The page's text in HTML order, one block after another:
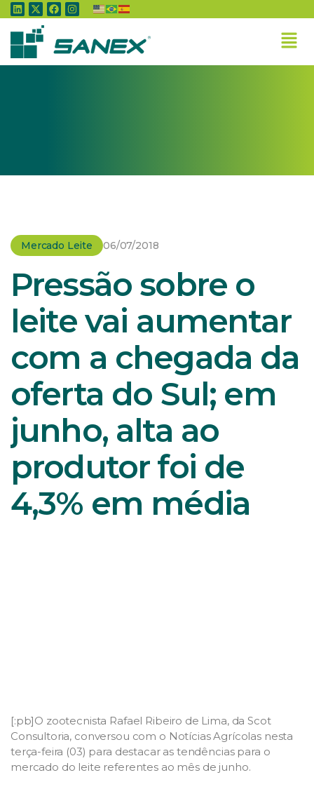
Home » Mercado Leite
Pressão sobre o leite vai aumentar com a chegada da
oferta do Sul; em junho, alta ao produtor foi de 4,3%
em média
Mercado Leite 06/07/2018
Pressão sobre o
leite vai aumentar
com a chegada da
oferta do Sul; em
junho, alta ao
produtor foi de
4,3% em média
[:pb]O zootecnista Rafael Ribeiro de Lima, da Scot
Consultoria, conversou com o Notícias Agrícolas nesta
terça-feira (03) para destacar as tendências para o
mercado do leite referentes ao mês de junho.